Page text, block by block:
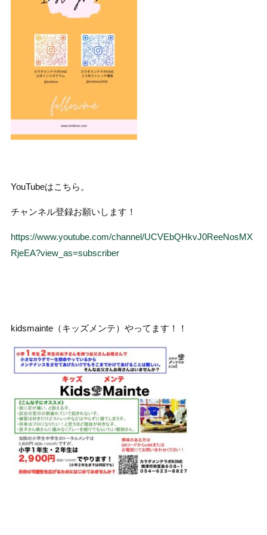
YouTubeはこちら。
チャンネル登録お願いします！
https://www.youtube.com/channel/UCVEbQHkvJ0ReeNosMX
RjeEA?view_as=subscriber
kidsmainte（キッズメンテ）やってます！！